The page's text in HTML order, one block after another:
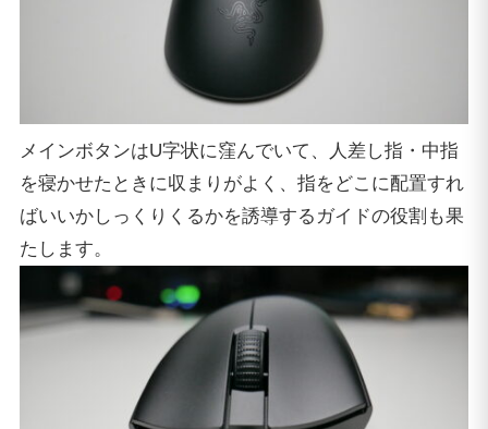
メインボタンはU字状に窪んでいて、人差し指・中指
を寝かせたときに収まりがよく、指をどこに配置すれ
ばいいかしっくりくるかを誘導するガイドの役割も果
たします。